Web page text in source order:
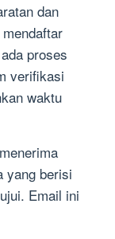
dan
proses
verifikasi
waktu
yang berisi
Email ini